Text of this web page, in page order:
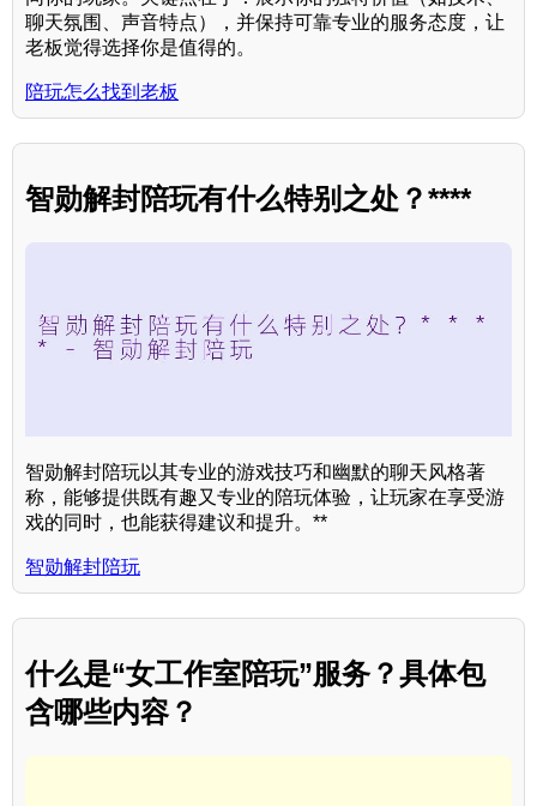
聊天氛围、声音特点），并保持可靠专业的服务态度，让
老板觉得选择你是值得的。
陪玩怎么找到老板
智勋解封陪玩有什么特别之处？****
智勋解封陪玩以其专业的游戏技巧和幽默的聊天风格著
称，能够提供既有趣又专业的陪玩体验，让玩家在享受游
戏的同时，也能获得建议和提升。**
智勋解封陪玩
什么是“女工作室陪玩”服务？具体包
含哪些内容？